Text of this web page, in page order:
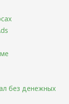
без денежных